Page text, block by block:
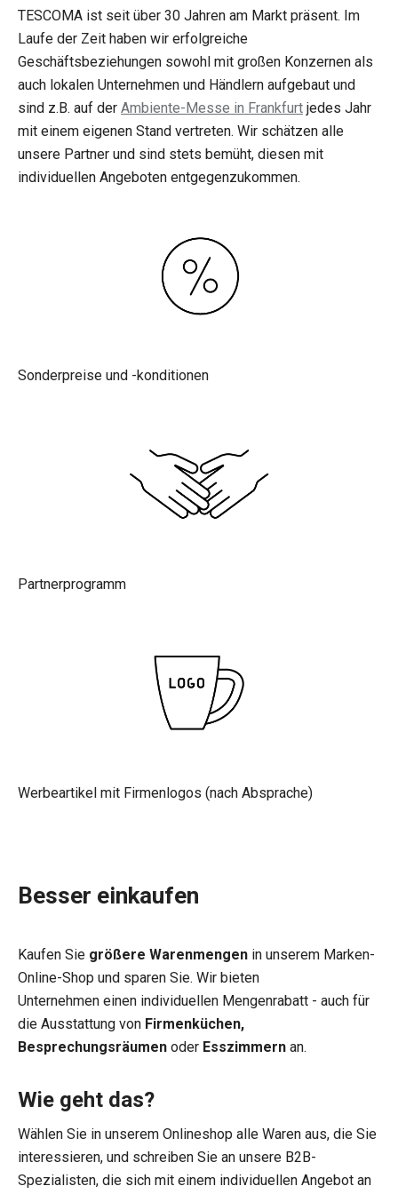
TESCOMA ist seit über 30 Jahren am Markt präsent. Im
Laufe der Zeit haben wir erfolgreiche
Geschäftsbeziehungen sowohl mit großen Konzernen als
auch lokalen Unternehmen und Händlern aufgebaut und
sind z.B. auf der Ambiente-Messe in Frankfurt jedes Jahr
mit einem eigenen Stand vertreten. Wir schätzen alle
unsere Partner und sind stets bemüht, diesen mit
individuellen Angeboten entgegenzukommen.
Sonderpreise und -konditionen
Partnerprogramm
Werbeartikel mit Firmenlogos (nach Absprache)
Besser einkaufen
Kaufen Sie größere Warenmengen in unserem Marken-
Online-Shop und sparen Sie. Wir bieten
Unternehmen einen individuellen Mengenrabatt - auch für
die Ausstattung von Firmenküchen,
Besprechungsräumen oder Esszimmern an.
Wie geht das?
Wählen Sie in unserem Onlineshop alle Waren aus, die Sie
interessieren, und schreiben Sie an unsere B2B-
Spezialisten, die sich mit einem individuellen Angebot an